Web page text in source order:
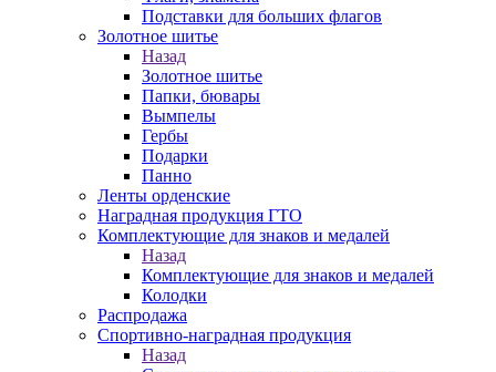
Подставки для больших флагов
Золотное шитье
Назад
Золотное шитье
Папки, бювары
Вымпелы
Гербы
Подарки
Панно
Ленты орденские
Наградная продукция ГТО
Комплектующие для знаков и медалей
Назад
Комплектующие для знаков и медалей
Колодки
Распродажа
Спортивно-наградная продукция
Назад